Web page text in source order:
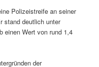
Polizeistreife an seiner
stand deutlich unter
einen Wert von rund 1,4
der